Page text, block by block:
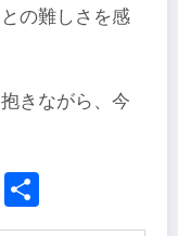
の難しさを感
きながら、今
Line